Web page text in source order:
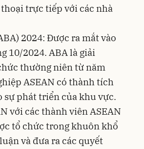
trực tiếp với các nhà
2024: Được ra mắt vào
10/2024. ABA là giải
thường niên từ năm
ASEAN có thành tích
sự phát triển của khu vực.
với các thành viên ASEAN
tổ chức trong khuôn khổ
và đưa ra các quyết